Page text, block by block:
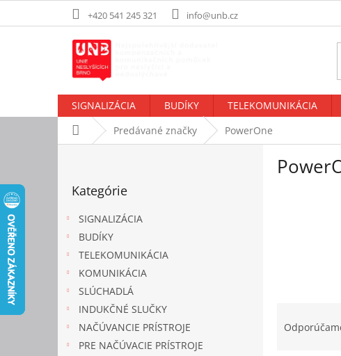
+420 541 245 321 info@unb.cz
SIGNALIZÁCIA BUDÍKY TELEKOMUNIKÁCIA
DomovPredávané značky PowerOne
kategórie
Kategórie
SIGNALIZÁCIA
BUDÍKY
TELEKOMUNIKÁCIA
KOMUNIKÁCIA
SLÚCHADLÁ
INDUKČNÉ SLUČKY
NAČÚVANCIE PRÍSTROJE
PRE NAČÚVACIE PRÍSTROJE